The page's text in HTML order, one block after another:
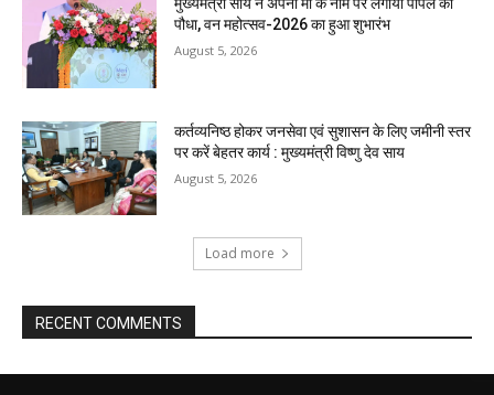
पौधा, वन महोत्सव-2026 का हुआ शुभारंभ
August 5, 2026
कर्तव्यनिष्ठ होकर जनसेवा एवं सुशासन के लिए जमीनी स्तर
पर करें बेहतर कार्य : मुख्यमंत्री विष्णु देव साय
August 5, 2026
Load more
RECENT COMMENTS